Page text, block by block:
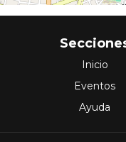
Inicio
Eventos
Ayuda